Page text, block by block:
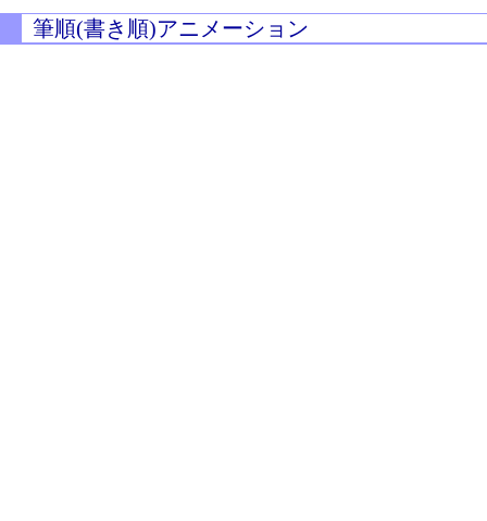
筆順(書き順)アニメーション